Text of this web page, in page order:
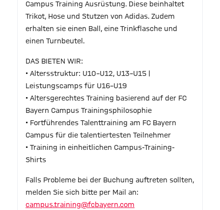
Campus Training Ausrüstung. Diese beinhaltet
Trikot, Hose und Stutzen von Adidas. Zudem
erhalten sie einen Ball, eine Trinkflasche und
einen Turnbeutel.
DAS BIETEN WIR:
• Altersstruktur: U10–U12, U13–U15 |
Leistungscamps für U16–U19
• Altersgerechtes Training basierend auf der FC
Bayern Campus Trainingsphilosophie
• Fortführendes Talenttraining am FC Bayern
Campus für die talentiertesten Teilnehmer
• Training in einheitlichen Campus-Training-
Shirts
Falls Probleme bei der Buchung auftreten sollten,
melden Sie sich bitte per Mail an:
campus.training@fcbayern.com